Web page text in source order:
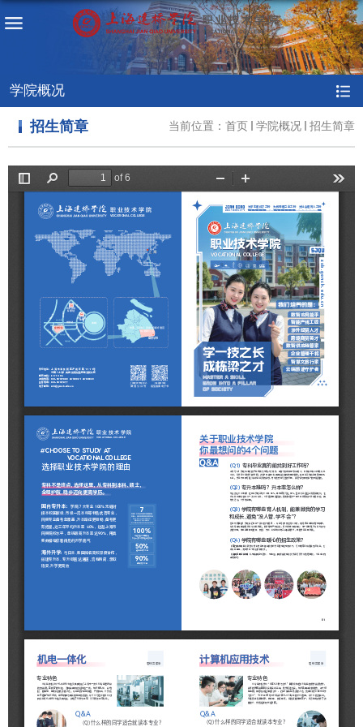
学院概况
当前位置： 首页 学院概况 招生简章
招生简章